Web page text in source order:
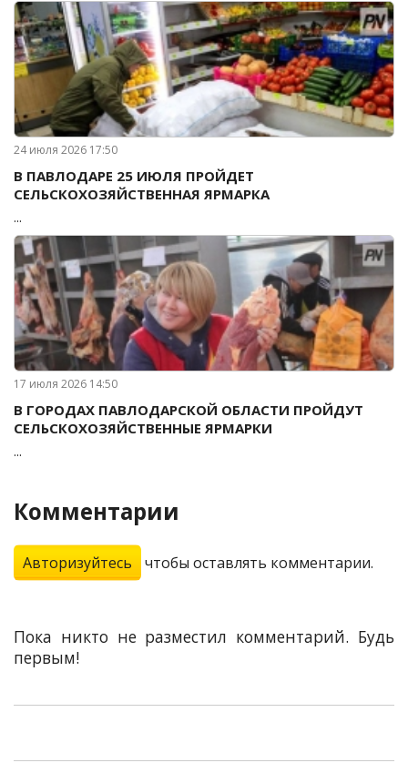
24 июля 2026 17:50
В ПАВЛОДАРЕ 25 ИЮЛЯ ПРОЙДЕТ
СЕЛЬСКОХОЗЯЙСТВЕННАЯ ЯРМАРКА
...
17 июля 2026 14:50
В ГОРОДАХ ПАВЛОДАРСКОЙ ОБЛАСТИ ПРОЙДУТ
СЕЛЬСКОХОЗЯЙСТВЕННЫЕ ЯРМАРКИ
...
Комментарии
Авторизуйтесь чтобы оставлять комментарии.
Пока никто не разместил комментарий. Будь
первым!